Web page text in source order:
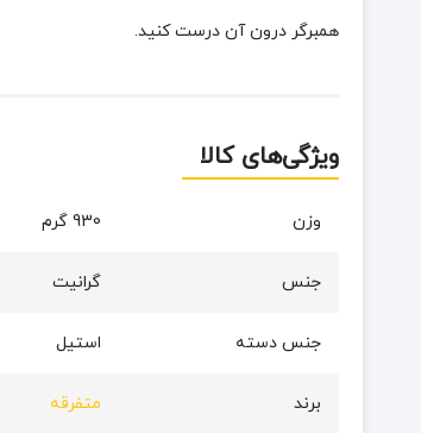
همبرگر درون آن درست کنید.
ویژگی‌های کالا
وزن 930 گرم
جنس گرانیت
جنس دسته استیل
برند متفرقه